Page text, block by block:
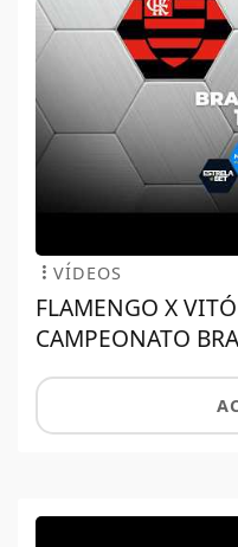
VÍDEOS
FLAMENGO X
CAMPEONATO